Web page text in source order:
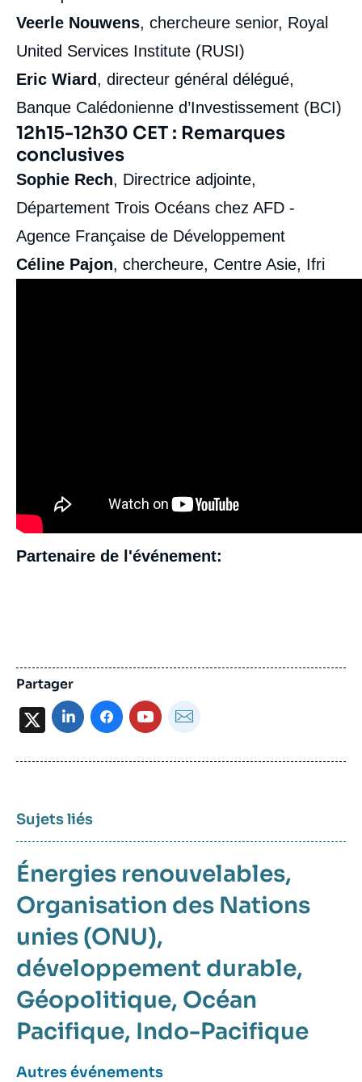
Veerle Nouwens, chercheure senior, Royal
United Services Institute (RUSI)
Eric Wiard, directeur général délégué,
Banque Calédonienne d’Investissement (BCI)
12h15-12h30 CET : Remarques
conclusives
Sophie Rech, Directrice adjointe,
Département Trois Océans chez AFD -
Agence Française de Développement
Céline Pajon, chercheure, Centre Asie, Ifri
Partenaire de l'événement:
Partager
X
Sujets liés
Énergies renouvelables
Organisation des Nations
unies (ONU)
développement durable
Géopolitique Océan
Pacifique Indo-Pacifique
Autres événements